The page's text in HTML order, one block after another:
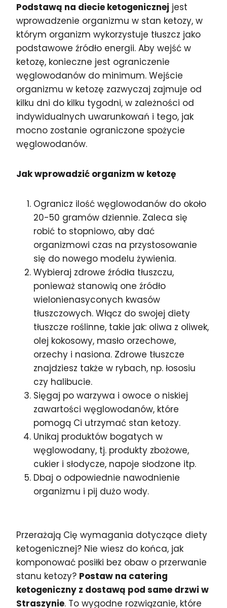
Podstawą na diecie ketogenicznej jest
wprowadzenie organizmu w stan ketozy, w
którym organizm wykorzystuje tłuszcz jako
podstawowe źródło energii. Aby wejść w
ketozę, konieczne jest ograniczenie
węglowodanów do minimum. Wejście
organizmu w ketozę zazwyczaj zajmuje od
kilku dni do kilku tygodni, w zależności od
indywidualnych uwarunkowań i tego, jak
mocno zostanie ograniczone spożycie
węglowodanów.
Jak wprowadzić organizm w ketozę
Ogranicz ilość węglowodanów do około
20-50 gramów dziennie. Zaleca się
robić to stopniowo, aby dać
organizmowi czas na przystosowanie
się do nowego modelu żywienia.
Wybieraj zdrowe źródła tłuszczu,
ponieważ stanowią one źródło
wielonienasyconych kwasów
tłuszczowych. Włącz do swojej diety
tłuszcze roślinne, takie jak: oliwa z oliwek,
olej kokosowy, masło orzechowe,
orzechy i nasiona. Zdrowe tłuszcze
znajdziesz także w rybach, np. łososiu
czy halibucie.
Sięgaj po warzywa i owoce o niskiej
zawartości węglowodanów, które
pomogą Ci utrzymać stan ketozy.
Unikaj produktów bogatych w
węglowodany, tj. produkty zbożowe,
cukier i słodycze, napoje słodzone itp.
Dbaj o odpowiednie nawodnienie
organizmu i pij dużo wody.
Przerażają Cię wymagania dotyczące diety
ketogenicznej? Nie wiesz do końca, jak
komponować posiłki bez obaw o przerwanie
stanu ketozy? Postaw na catering
ketogeniczny z dostawą pod same drzwi w
Straszynie. To wygodne rozwiązanie, które